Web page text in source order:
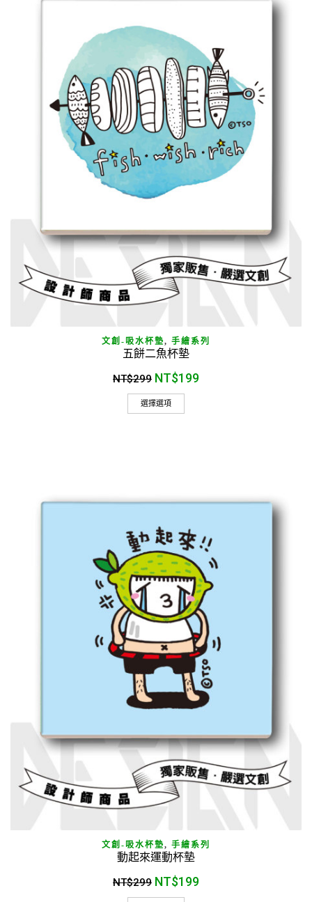
文創-吸水杯墊, 手繪系列
五餅二魚杯墊
NT$299 NT$199
選擇選項
文創-吸水杯墊, 手繪系列
動起來運動杯墊
NT$299 NT$199